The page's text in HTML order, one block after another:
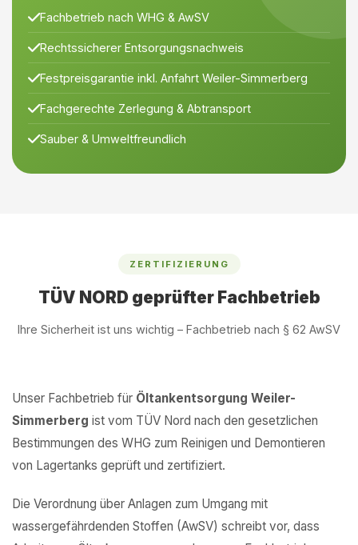
Fachbetrieb nach WHG & AwSV
Rechtssicherer Entsorgungsnachweis
Festpreisgarantie inkl. Anfahrt Weiler-Simmerberg
Fachgerechte Zerlegung & Abtransport
Sauber & Umweltfreundlich
ZERTIFIZIERUNG
TÜV NORD geprüfter Fachbetrieb
Ihre Sicherheit ist uns wichtig – Fachbetrieb nach § 62 AwSV
Unser Fachbetrieb für Öltankentsorgung Weiler-
Simmerberg ist vom TÜV Nord nach den gesetzlichen
Bestimmungen des WHG zum Reinigen und Demontieren
von Lagertanks geprüft und zertifiziert.
Die Verordnung über Anlagen zum Umgang mit
wassergefährdenden Stoffen (AwSV) schreibt vor, dass